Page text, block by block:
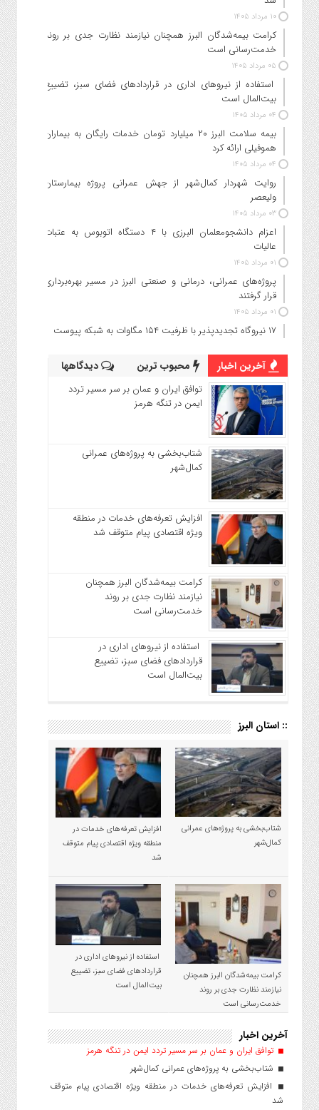
۱۰ مرداد ۱۴۰۵
کرامت بیمه‌شدگان البرز همچنان نیازمند نظارت جدی بر روند
خدمت‌رسانی است
۰۵ مرداد ۱۴۰۵
استفاده از نیروهای اداری در قراردادهای فضای سبز، تضییع
بیت‌المال است
۰۴ مرداد ۱۴۰۵
بیمه سلامت البرز ۲۰ میلیارد تومان خدمات رایگان به بیماران
هموفیلی ارائه کرد
۰۴ مرداد ۱۴۰۵
روایت شهردار کمال‌شهر از جهش عمرانی پروژه بیمارستان
ولیعصر
۰۳ مرداد ۱۴۰۵
اعزام دانشجو‌معلمان البرزی با ۴ دستگاه اتوبوس به عتبات
عالیات
۰۱ مرداد ۱۴۰۵
پروژه‌های عمرانی، درمانی و صنعتی البرز در مسیر بهره‌برداری
قرار گرفتند
۰۱ مرداد ۱۴۰۵
۱۷ نیروگاه تجدیدپذیر با ظرفیت ۱۵۴ مگاوات به شبکه پیوست
آخرین اخبار محبوب ترین دیدگاهها
توافق ایران و عمان بر سر مسیر تردد
ایمن در تنگه هرمز
شتاب‌بخشی به پروژه‌های عمرانی
کمال‌شهر
افزایش تعرفه‌های خدمات در منطقه
ویژه اقتصادی پیام متوقف شد
کرامت بیمه‌شدگان البرز همچنان
نیازمند نظارت جدی بر روند
خدمت‌رسانی است
استفاده از نیروهای اداری در
قراردادهای فضای سبز، تضییع
بیت‌المال است
:: استان البرز
شتاب‌بخشی به پروژه‌های عمرانی
کمال‌شهر
افزایش تعرفه‌های خدمات در
منطقه ویژه اقتصادی پیام متوقف
شد
کرامت بیمه‌شدگان البرز همچنان
نیازمند نظارت جدی بر روند
خدمت‌رسانی است
استفاده از نیروهای اداری در
قراردادهای فضای سبز، تضییع
بیت‌المال است
آخرین اخبار
توافق ایران و عمان بر سر مسیر تردد ایمن در تنگه هرمز
شتاب‌بخشی به پروژه‌های عمرانی کمال‌شهر
افزایش تعرفه‌های خدمات در منطقه ویژه اقتصادی پیام متوقف
شد